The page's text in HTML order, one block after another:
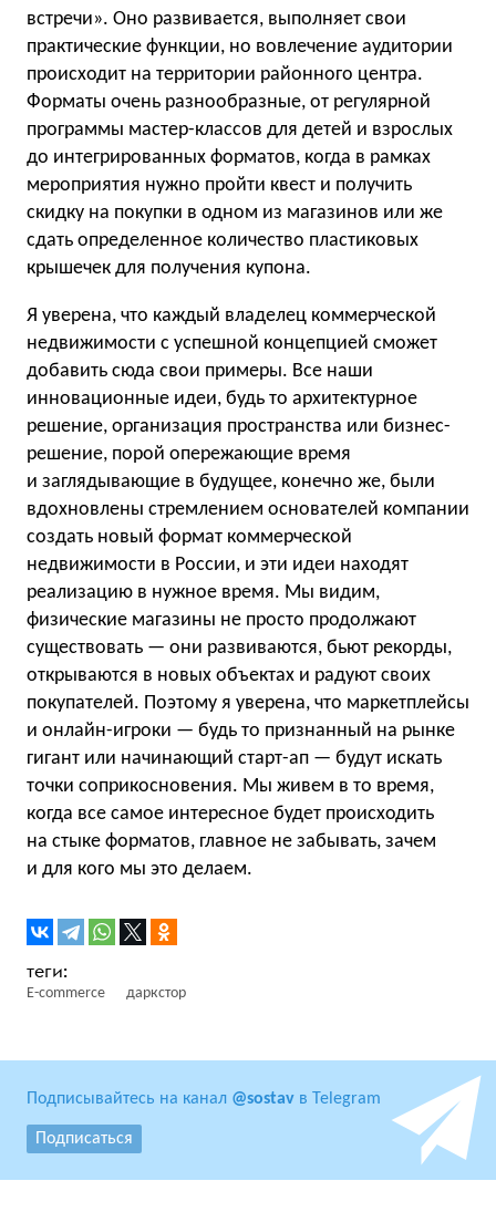
встречи». Оно развивается, выполняет свои
практические функции, но вовлечение аудитории
происходит на территории районного центра.
Форматы очень разнообразные, от регулярной
программы мастер-классов для детей и взрослых
до интегрированных форматов, когда в рамках
мероприятия нужно пройти квест и получить
скидку на покупки в одном из магазинов или же
сдать определенное количество пластиковых
крышечек для получения купона.
Я уверена, что каждый владелец коммерческой
недвижимости с успешной концепцией сможет
добавить сюда свои примеры. Все наши
инновационные идеи, будь то архитектурное
решение, организация пространства или бизнес-
решение, порой опережающие время
и заглядывающие в будущее, конечно же, были
вдохновлены стремлением основателей компании
создать новый формат коммерческой
недвижимости в России, и эти идеи находят
реализацию в нужное время. Мы видим,
физические магазины не просто продолжают
существовать — они развиваются, бьют рекорды,
открываются в новых объектах и радуют своих
покупателей. Поэтому я уверена, что маркетплейсы
и онлайн-игроки — будь то признанный на рынке
гигант или начинающий старт-ап — будут искать
точки соприкосновения. Мы живем в то время,
когда все самое интересное будет происходить
на стыке форматов, главное не забывать, зачем
и для кого мы это делаем.
E-commerce даркстор
Подписывайтесь на канал @sostav в Telegram
Подписаться